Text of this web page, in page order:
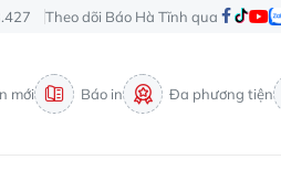
Theo dõi Báo Hà Tĩnh qua
mới Báo in Đa phương tiện